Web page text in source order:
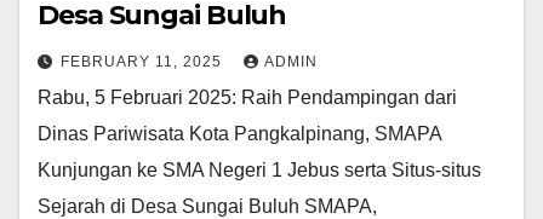
Desa Sungai Buluh
FEBRUARY 11, 2025 ADMIN
Rabu, 5 Februari 2025: Raih Pendampingan dari
Dinas Pariwisata Kota Pangkalpinang, SMAPA
Kunjungan ke SMA Negeri 1 Jebus serta Situs-situs
Sejarah di Desa Sungai Buluh SMAPA,